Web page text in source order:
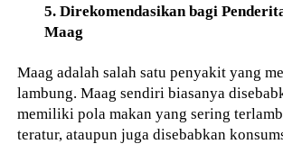
5. Direkomendasikan bagi
Maag
Maag adalah salah satu penyakit yang
lambung. Maag sendiri biasanya
memiliki pola makan yang sering
teratur, ataupun juga disebabkan